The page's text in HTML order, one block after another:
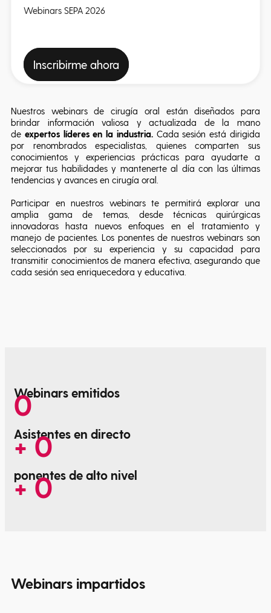
Webinars SEPA 2026
Inscribirme ahora
Nuestros webinars de cirugía oral están diseñados para
brindar información valiosa y actualizada de la mano
de expertos líderes en la industria. Cada sesión está dirigida
por renombrados especialistas, quienes comparten sus
conocimientos y experiencias prácticas para ayudarte a
mejorar tus habilidades y mantenerte al día con las últimas
tendencias y avances en cirugía oral.
Participar en nuestros webinars te permitirá explorar una
amplia gama de temas, desde técnicas quirúrgicas
innovadoras hasta nuevos enfoques en el tratamiento y
manejo de pacientes. Los ponentes de nuestros webinars son
seleccionados por su experiencia y su capacidad para
transmitir conocimientos de manera efectiva, asegurando que
cada sesión sea enriquecedora y educativa.
Webinars emitidos
0
Asistentes en directo
+ 0
ponentes de alto nivel
+ 0
Webinars impartidos